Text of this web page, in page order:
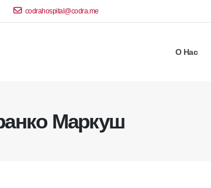
codrahospital@codra.me
О Нас
Маркуш